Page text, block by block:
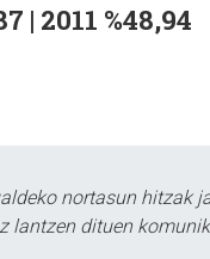
| 2011 %48,94
nortasun hitzak
lantzen dituen